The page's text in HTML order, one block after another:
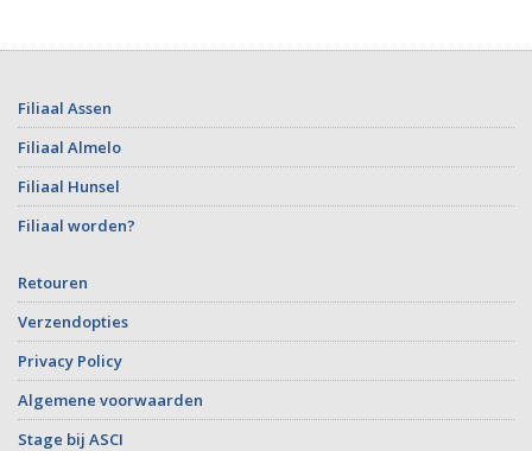
Filiaal Assen
Filiaal Almelo
Filiaal Hunsel
Filiaal worden?
Retouren
Verzendopties
Privacy Policy
Algemene voorwaarden
Stage bij ASCI